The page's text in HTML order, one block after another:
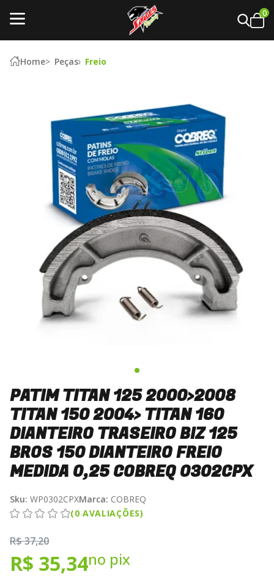
0
Home Peças Freio
PATIM TITAN 125 2000>2008
TITAN 150 2004> TITAN 160
DIANTEIRO TRASEIRO BIZ 125
BROS 150 DIANTEIRO FREIO
MEDIDA 0,25 COBREQ 0302CPX
Sku: WP0302CPXMarca: COBREQ
(0 AVALIAÇÕES)
R$ 37,20
R$ 35,34no pix